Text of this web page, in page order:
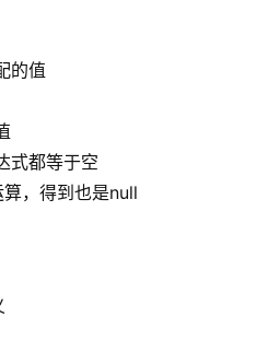
的值
式都等于空
，得到也是null